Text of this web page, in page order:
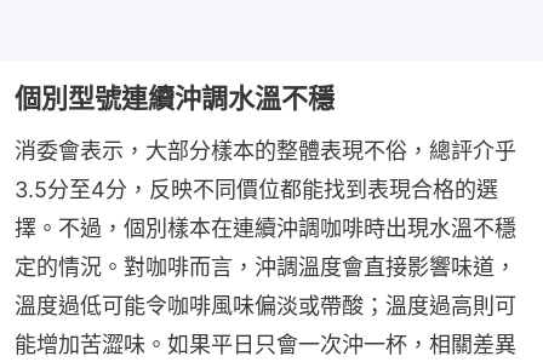
個別型號連續沖調水溫不穩
消委會表示，大部分樣本的整體表現不俗，總評介乎
3.5分至4分，反映不同價位都能找到表現合格的選
擇。不過，個別樣本在連續沖調咖啡時出現水溫不穩
定的情況。對咖啡而言，沖調溫度會直接影響味道，
溫度過低可能令咖啡風味偏淡或帶酸；溫度過高則可
能增加苦澀味。如果平日只會一次沖一杯，相關差異